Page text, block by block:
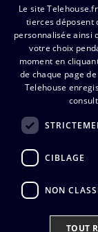
Partenaires
Index de
Support
Certificats
FAQ
Le site
tierces déposent
personnalisée ainsi
votre choix
moment en
de chaque page
Telehouse
CIBLAGE
NON
TOUT